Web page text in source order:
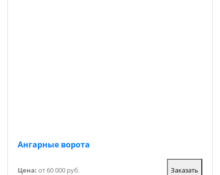
Ангарные ворота
Цена: от 60 000 руб. Заказать